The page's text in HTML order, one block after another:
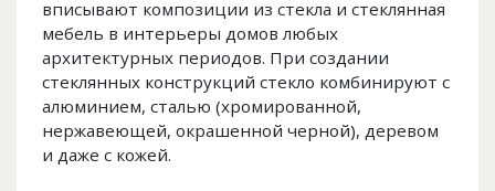
вписывают композиции из стекла и стеклянная
мебель в интерьеры домов любых
архитектурных периодов. При создании
стеклянных конструкций стекло комбинируют с
алюминием, сталью (хромированной,
нержавеющей, окрашенной черной), деревом
и даже с кожей.